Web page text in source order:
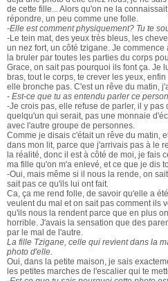
de cette fille... Alors qu'on ne la
répondre, un peu comme une folle.
-Elle est comment physiquement? Tu te
-Le tein mat, des yeux très bleus, les
un nez fort, un côté tzigane. Je
la bruler par toutes les parties du corps
Grace, on sait pas pourquoi ils font ça. Je
bras, tout le corps, te crever les yeux,
elle bronche pas. C'est un rêve du matin,
- Est-ce que tu as entendu parler ce
-Je crois pas, elle refuse de parler, il y
quelqu'un qui serait, pas une monnaie
avec l'autre groupe de personnes.
Comme je disais c'était un rêve du matin,
dans mon lit, parce que j'arrivais pas à le
la réalité, donc il est à côté de moi, je fais
ma fille qu'on m'a enlevé, et ce que je dis
-Oui, mais même si il nous la rende, on
sait pas ce qu'ils lui ont fait.
Ca, ça me rend folle, de savoir qu'elle a
veulent du mal et on sait pas comment ils
qu'ils nous la rendent parce que en plus
horrible. J'avais la sensation que des
par le mal de l'autre.
La fille Tzigane, celle qui revient dans la
photo d'elle.
Oui, dans la petite maison, je sais
les petites marches de l'escalier qui te